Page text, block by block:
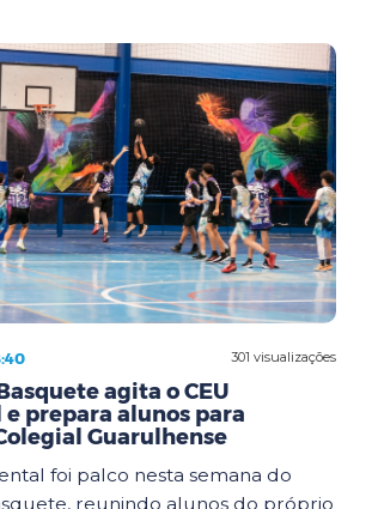
301 visualizações
agita o CEU
prepara alunos para
Guarulhense
foi palco nesta semana do
reunindo alunos do próprio